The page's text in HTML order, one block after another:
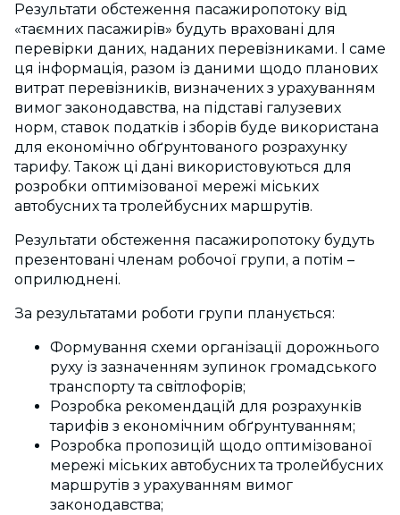
Результати обстеження пасажиропотоку від
«таємних пасажирів» будуть враховані для
перевірки даних, наданих перевізниками. І саме
ця інформація, разом із даними щодо планових
витрат перевізників, визначених з урахуванням
вимог законодавства, на підставі галузевих
норм, ставок податків і зборів буде використана
для економічно обґрунтованого розрахунку
тарифу. Також ці дані використовуються для
розробки оптимізованої мережі міських
автобусних та тролейбусних маршрутів.
Результати обстеження пасажиропотоку будуть
презентовані членам робочої групи, а потім –
оприлюднені.
За результатами роботи групи планується:
Формування схеми організації дорожнього
руху із зазначенням зупинок громадського
транспорту та світлофорів;
Розробка рекомендацій для розрахунків
тарифів з економічним обґрунтуванням;
Розробка пропозицій щодо оптимізованої
мережі міських автобусних та тролейбусних
маршрутів з урахуванням вимог
законодавства;